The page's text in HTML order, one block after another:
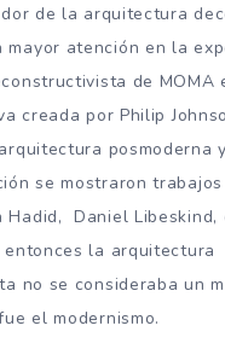
de la arquitectura
mayor atención en la
de MOMA
creada por Philip
posmoderna
se mostraron
Hadid, Daniel Libeskind,
la arquitectura
no se consideraba un
el modernismo.